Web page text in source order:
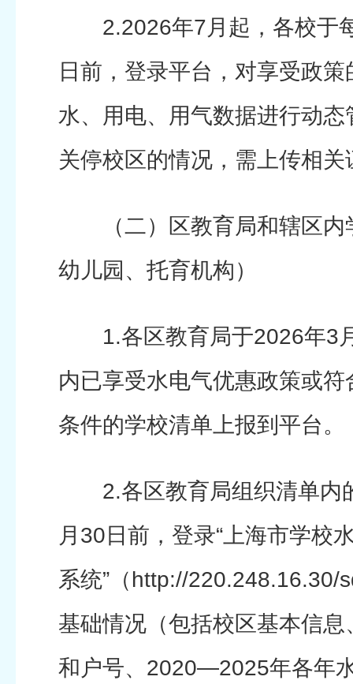
2.2026年7月起，各校于
日前，登录平台，对享受政
水、用电、用气数据进行动
关停校区的情况，需上传相关
（二）区教育局和辖区内
幼儿园、托育机构）
1.各区教育局于2026年3
内已享受水电气优惠政策或
条件的学校清单上报到平台。
2.各区教育局组织清单内
月30日前，登录“上海市学校
系统”（http://220.248.16.30/
基础情况（包括校区基本信
和户号、2020—2025年各年